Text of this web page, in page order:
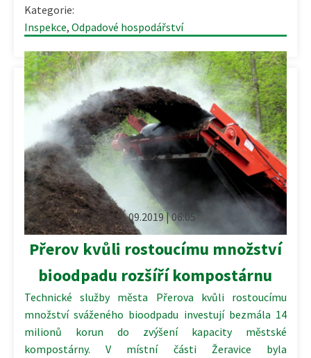
Kategorie:
Inspekce, Odpadové hospodářství
11.09.2019 | 06:05
Přerov kvůli rostoucímu množství
bioodpadu rozšíří kompostárnu
Technické služby města Přerova kvůli rostoucímu
množství sváženého bioodpadu investují bezmála 14
milionů korun do zvýšení kapacity městské
kompostárny. V místní části Žeravice byla